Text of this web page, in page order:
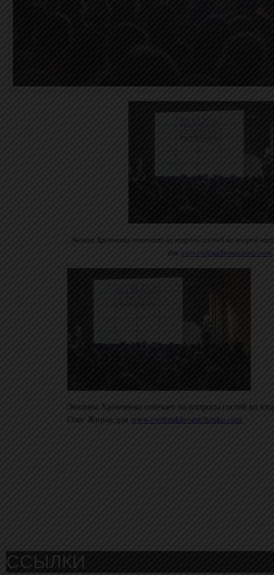
Эвелина Хромченко отвечает на вопросы гостей во второй
для www.evelinakhromtchenko.com
Эвелина Хромченко отвечает на вопросы гостей во
Олег Жиров для www.evelinakhromtchenko.com
ССЫЛКИ